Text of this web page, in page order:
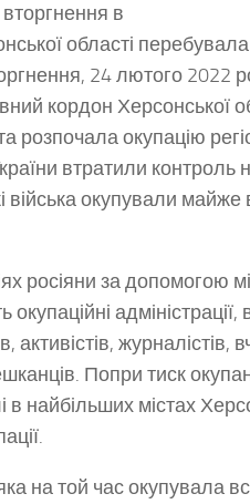
вторгнення в
області
24 лютого 2022
кордон Херсонської
розпочала окупацію
втратили
війська окупували
росіяни за допомогою
активістів,
Попри тиск
в найбільших містах
на той час окупувала